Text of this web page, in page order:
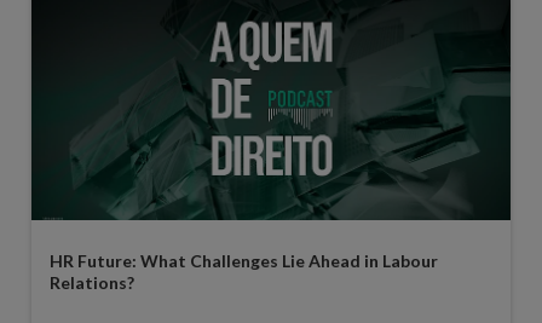
HR Future: What Challenges Lie Ahead in Labour
Relations?